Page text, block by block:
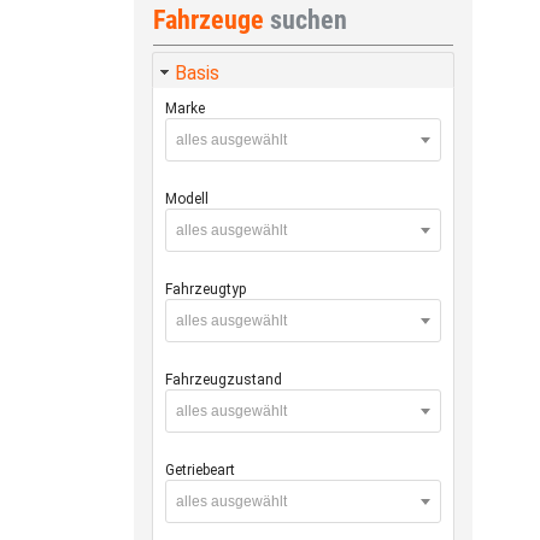
Fahrzeuge suchen
Basis
Marke
alles ausgewählt
Modell
alles ausgewählt
Fahrzeugtyp
alles ausgewählt
Fahrzeugzustand
alles ausgewählt
Getriebeart
alles ausgewählt